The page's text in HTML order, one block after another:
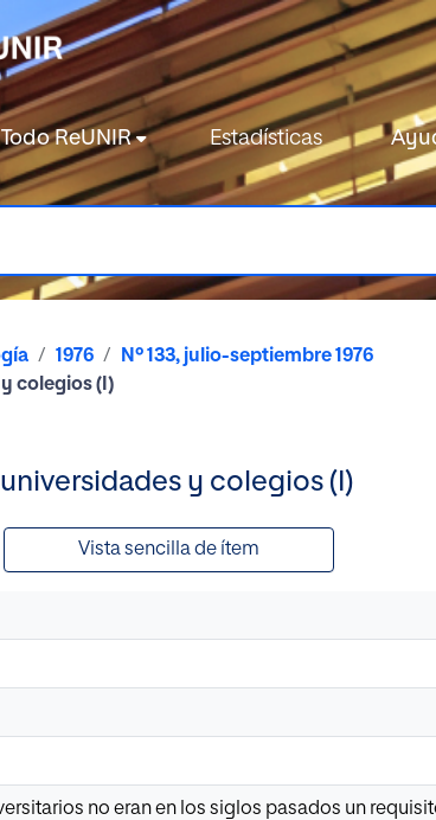
Todo ReUNIR Estadísticas
1976
Nº 133, julio-septiembre 1976
colegios (I)
y colegios (I)
Vista sencilla de ítem
no eran en los siglos pasados un